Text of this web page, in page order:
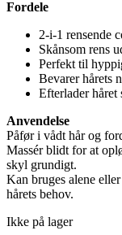
Fordele
2-i-1 rensende
Skånsom rens
Perfekt til
Bevarer hårets
Efterlader
Anvendelse
Påfør i vådt hår og
Massér blidt for at
skyl grundigt.
Kan bruges alene
hårets behov.
Ikke på lager